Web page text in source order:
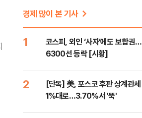
경제 많이 본 기사
1
코스피, 외인 ‘사자’에도 보합권…
6300선 등락 [시황]
2
[단독] 美, 포스코 후판 상계관세
1%대로…3.70%서 '뚝'